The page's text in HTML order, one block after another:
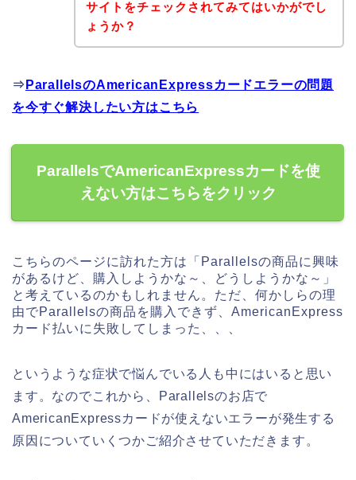
サイトをチェックされてみてはいかがでし
ょうか？
⇒ ParallelsのAmericanExpressカードエラーの問題
を今すぐ解決したい方はこちら
ParallelsでAmericanExpressカードを使
えない方はこちらをクリック
こちらのページに訪れた方は「Parallelsの商品に興味
があるけど、購入しようかな～、どうしようかな～」
と考えているのかもしれません。ただ、何かしらの理
由でParallelsの商品を購入できず、AmericanExpress
カード払いに失敗してしまった、、、
というような症状で悩んでいる人も中にはいると思い
ます。なのでこれから、Parallelsのお店で
AmericanExpressカードが使えないエラーが発生する
原因についていくつかご紹介させていただきます。